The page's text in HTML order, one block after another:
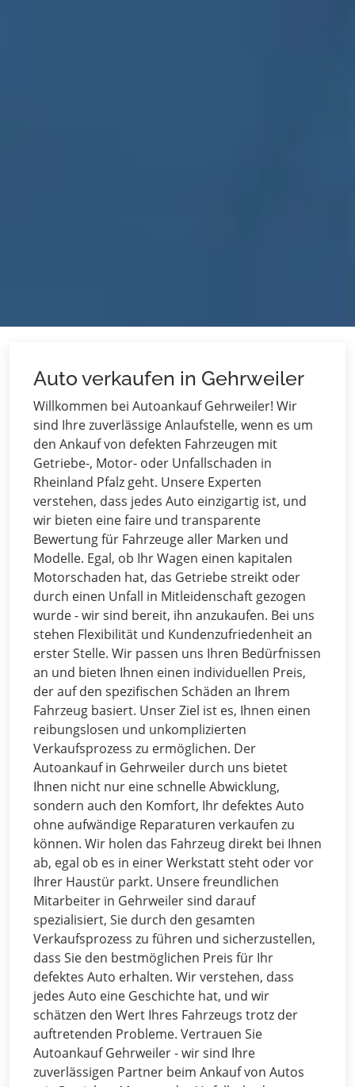
Auto verkaufen in Gehrweiler
Willkommen bei Autoankauf Gehrweiler! Wir
sind Ihre zuverlässige Anlaufstelle, wenn es um
den Ankauf von defekten Fahrzeugen mit
Getriebe-, Motor- oder Unfallschaden in
Rheinland Pfalz geht. Unsere Experten
verstehen, dass jedes Auto einzigartig ist, und
wir bieten eine faire und transparente
Bewertung für Fahrzeuge aller Marken und
Modelle. Egal, ob Ihr Wagen einen kapitalen
Motorschaden hat, das Getriebe streikt oder
durch einen Unfall in Mitleidenschaft gezogen
wurde - wir sind bereit, ihn anzukaufen. Bei uns
stehen Flexibilität und Kundenzufriedenheit an
erster Stelle. Wir passen uns Ihren Bedürfnissen
an und bieten Ihnen einen individuellen Preis,
der auf den spezifischen Schäden an Ihrem
Fahrzeug basiert. Unser Ziel ist es, Ihnen einen
reibungslosen und unkomplizierten
Verkaufsprozess zu ermöglichen. Der
Autoankauf in Gehrweiler durch uns bietet
Ihnen nicht nur eine schnelle Abwicklung,
sondern auch den Komfort, Ihr defektes Auto
ohne aufwändige Reparaturen verkaufen zu
können. Wir holen das Fahrzeug direkt bei Ihnen
ab, egal ob es in einer Werkstatt steht oder vor
Ihrer Haustür parkt. Unsere freundlichen
Mitarbeiter in Gehrweiler sind darauf
spezialisiert, Sie durch den gesamten
Verkaufsprozess zu führen und sicherzustellen,
dass Sie den bestmöglichen Preis für Ihr
defektes Auto erhalten. Wir verstehen, dass
jedes Auto eine Geschichte hat, und wir
schätzen den Wert Ihres Fahrzeugs trotz der
auftretenden Probleme. Vertrauen Sie
Autoankauf Gehrweiler - wir sind Ihre
zuverlässigen Partner beim Ankauf von Autos